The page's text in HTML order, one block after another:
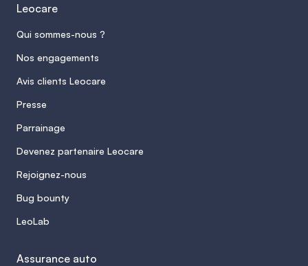
Leocare
Qui sommes-nous ?
Nos engagements
Avis clients Leocare
Presse
Parrainage
Devenez partenaire Leocare
Rejoignez-nous
Bug bounty
LeoLab
Assurance auto